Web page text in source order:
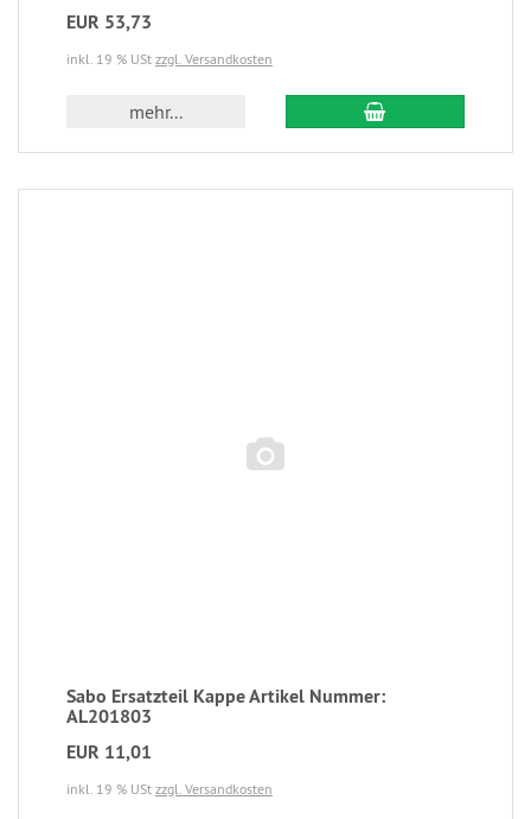
EUR 53,73
inkl. 19 % USt zzgl. Versandkosten
mehr...
Sabo Ersatzteil Kappe Artikel Nummer:
AL201803
EUR 11,01
inkl. 19 % USt zzgl. Versandkosten